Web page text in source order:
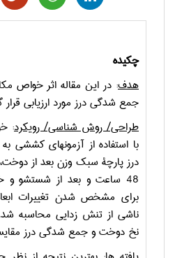
چکیده
هدف: در این مقاله اثر خواص
جمع­ شدگی درز مورد ارزیابی
طراحی/ روش­ شناسی/ رویکرد:
با استفاده از آزمون­های
48 ساعت و بعد از شستشو
برای مشخص شدن تغییرات
ناشی از تنش­ زدایی محاسبه
نخ دوخت و جمع­ شدگی درز